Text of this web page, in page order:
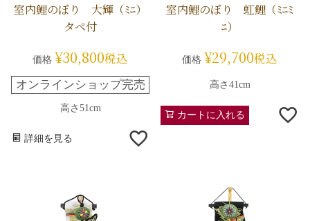
室内鯉のぼり 大輝（ﾐﾆ）
タペ付
価格 ¥30,800税込
オンラインショップ完売
高さ51cm
詳細を見る
室内鯉のぼり 虹鯉（ﾐﾆﾐ
ﾆ）
価格 ¥29,700税込
高さ41cm
カートに入れる